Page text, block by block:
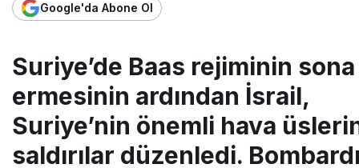
Google'da Abone Ol
Suriye’de Baas rejiminin sona
ermesinin ardından İsrail,
Suriye’nin önemli hava
saldırılar düzenledi.